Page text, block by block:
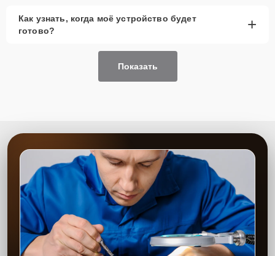
Как узнать, когда моё устройство будет
готово?
+
Показать